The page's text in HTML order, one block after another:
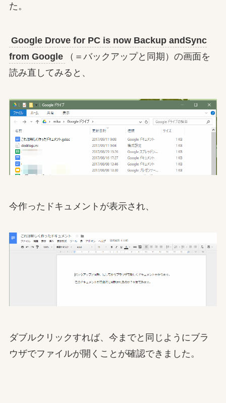
た。
Google Drove for PC is now Backup andSync
from Google
（＝バックアップと同期）の画面を
読み直してみると、
今作ったドキュメントが表示され、
ダブルクリックすれば、今までと同じようにブラ
ウザでファイルが開くことが確認できました。